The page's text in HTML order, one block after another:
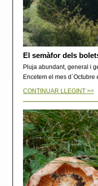
El semàfor dels
Pluja abundant, general i
Encetem el mes
CONTINUAR LLEGINT >>